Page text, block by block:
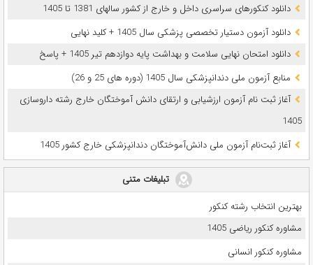
دانلود کنکورهای سراسری داخل و خارج از کشور سالهای 1381 تا 1405
دانلود آزمون دستیار تخصصی پزشکی سال 1405 + کلید نهایی
دانلود امتحان نهایی سلامت و بهداشت پایه دوازدهم تیر 1405 + پاسخ
ﻣﻨﺎﺑﻊ آزﻣﻮن ﻣﻠﯽ دندانپزشکی سال 1405 (دوره های 25 و 26)
آغاز ثبت نام آزمون‌ ارزشیابی و ارتقای دانش آموختگان خارج رشته داروسازی
1405
آغاز ثبت‌نام آزمون ملی دانش‌آموختگان دندانپزشکی خارج کشور 1405
تبلیغات متنی
بهترین انتخاب رشته کنکور
مشاوره کنکور ریاضی 1405
مشاوره کنکور انسانی